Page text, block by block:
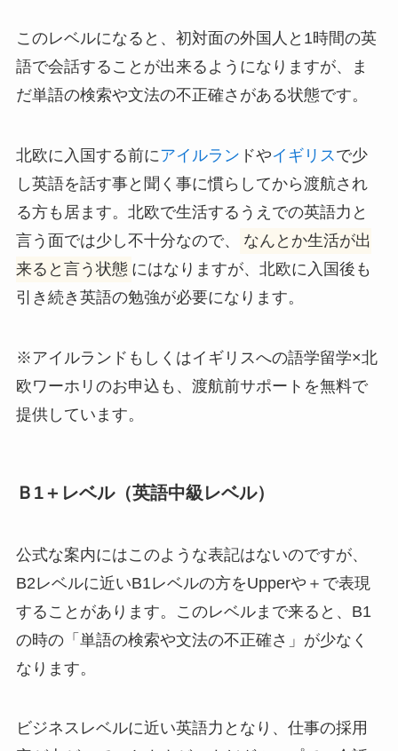
このレベルになると、初対面の外国人と1時間の英
語で会話することが出来るようになりますが、ま
だ単語の検索や文法の不正確さがある状態です。
北欧に入国する前にアイルラン ドやイギリスで少
し英語を話す事と聞く事に慣らしてから渡航され
る方も居ます。北欧で生活するうえでの英語力と
言う面では少し不十分なので、
なんとか生活が出
来ると言う状態 にはなりますが、北欧に入国後も
引き続き英語の勉強が必要になります。
※アイルランドもしくはイギリスへの語学留学×北
欧ワーホリのお申込も、渡航前サポートを無料で
提供しています。
Ｂ1＋レベル（英語中級レベル）
公式な案内にはこのような表記はないのですが、
B2レベルに近いB1レベルの方をUpperや＋で表現
することがあります。このレベルまで来ると、B1
の時の「単語の検索や文法の不正確さ」が少なく
なります。
ビジネスレベルに近い英語力となり、仕事の採用